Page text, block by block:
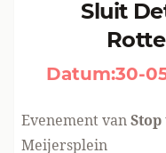
Sluit Detentiecentrum
Datum:30-
Evenement van
Meijersplein